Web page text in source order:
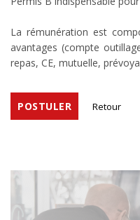
La rémunération est
avantages (compte
repas, CE, mutuelle,
Retour
POSTULER